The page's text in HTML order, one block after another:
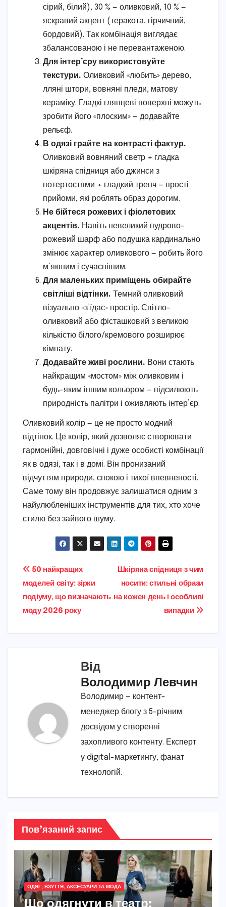
сірий, білий), 30 % — оливковий, 10 % —
яскравий акцент (теракота, гірчичний,
бордовий). Так комбінація виглядає
збалансованою і не перевантаженою.
Для інтер’єру використовуйте
текстури. Оливковий «любить» дерево,
лляні штори, вовняні пледи, матову
кераміку. Гладкі глянцеві поверхні можуть
зробити його «плоским» — додавайте
рельєф.
В одязі грайте на контрасті фактур.
Оливковий вовняний светр + гладка
шкіряна спідниця або джинси з
потертостями + гладкий тренч — прості
прийоми, які роблять образ дорогим.
Не бійтеся рожевих і фіолетових
акцентів. Навіть невеликий пудрово-
рожевий шарф або подушка кардинально
змінює характер оливкового — робить його
м’якшим і сучаснішим.
Для маленьких приміщень обирайте
світліші відтінки. Темний оливковий
візуально «з’їдає» простір. Світло-
оливковий або фісташковий з великою
кількістю білого/кремового розширює
кімнату.
Додавайте живі рослини. Вони стають
найкращим «мостом» між оливковим і
будь-яким іншим кольором — підсилюють
природність палітри і оживляють інтер’єр.
Оливковий колір — це не просто модний
відтінок. Це колір, який дозволяє створювати
гармонійні, довговічні і дуже особисті комбінації
як в одязі, так і в домі. Він пронизаний
відчуттям природи, спокою і тихої впевненості.
Саме тому він продовжує залишатися одним з
найулюбленіших інструментів для тих, хто хоче
стилю без зайвого шуму.
Навігація
записів
Шкіряна спідниця з чим
носити: стильні образи
на кожен день і особливі
випадки
50 найкращих
моделей світу: зірки
подіуму, що визначають
моду 2026 року
Від
Володимир Левчин
Володимир — контент-
менеджер блогу з 5-річним
досвідом у створенні
захопливого контенту. Експерт
у digital-маркетингу, фанат
технологій.
Пов’язаний запис
ОДЯГ, ВЗУТТЯ, АКСЕСУАРИ ТА МОДА
Що одягнути в театр: